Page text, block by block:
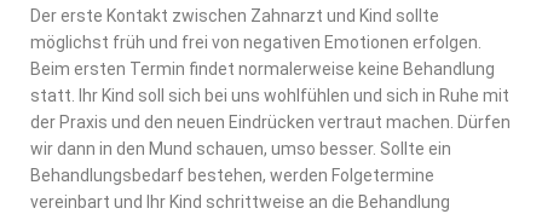
Der erste Kontakt zwischen Zahnarzt und Kind sollte
möglichst früh und frei von negativen Emotionen erfolgen.
Beim ersten Termin findet normalerweise keine Behandlung
statt. Ihr Kind soll sich bei uns wohlfühlen und sich in Ruhe mit
der Praxis und den neuen Eindrücken vertraut machen. Dürfen
wir dann in den Mund schauen, umso besser. Sollte ein
Behandlungsbedarf bestehen, werden Folgetermine
vereinbart und Ihr Kind schrittweise an die Behandlung